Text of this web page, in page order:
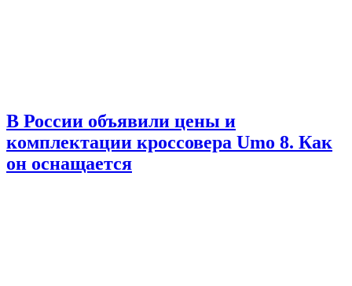
В России объявили цены и
комплектации кроссовера Umo 8. Как
он оснащается